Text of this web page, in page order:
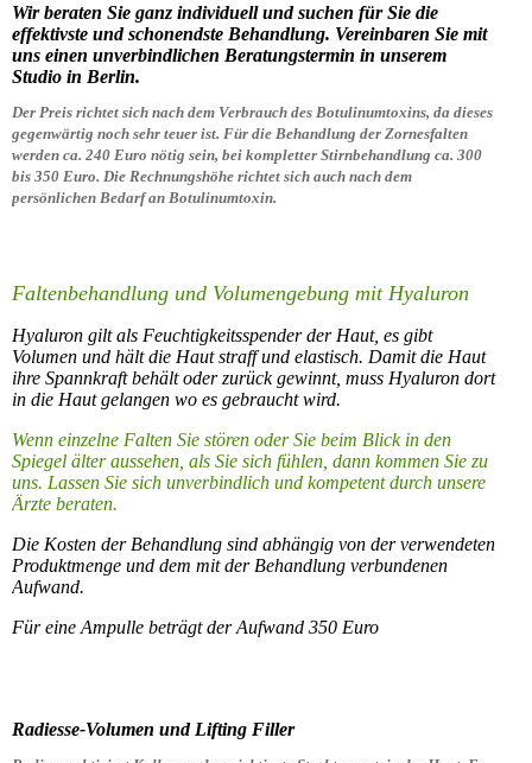
Wir beraten Sie ganz individuell und suchen für Sie die
effektivste und schonendste Behandlung. Vereinbaren Sie mit
uns einen unverbindlichen Beratungstermin in unserem
Studio in Berlin.
Der Preis richtet sich nach dem Verbrauch des Botulinumtoxins, da dieses
gegenwärtig noch sehr teuer ist. Für die Behandlung der Zornesfalten
werden ca. 240 Euro nötig sein, bei kompletter Stirnbehandlung ca. 300
bis 350 Euro. Die Rechnungshöhe richtet sich auch nach dem
persönlichen Bedarf an Botulinumtoxin.
Faltenbehandlung und Volumengebung mit Hyaluron
Hyaluron gilt als Feuchtigkeitsspender der Haut, es gibt
Volumen und hält die Haut straff und elastisch. Damit die Haut
ihre Spannkraft behält oder zurück gewinnt, muss Hyaluron dort
in die Haut gelangen wo es gebraucht wird.
Wenn einzelne Falten Sie stören oder Sie beim Blick in den
Spiegel älter aussehen, als Sie sich fühlen, dann kommen Sie zu
uns. Lassen Sie sich unverbindlich und kompetent durch unsere
Ärzte beraten.
Die Kosten der Behandlung sind abhängig von der verwendeten
Produktmenge und dem mit der Behandlung verbundenen
Aufwand.
Für eine Ampulle beträgt der Aufwand 350 Euro
Radiesse-Volumen und Lifting Filler